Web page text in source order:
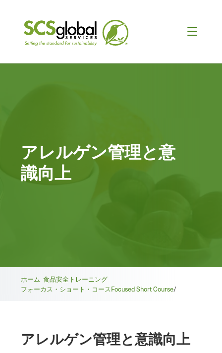
アレルゲン管理と意
識向上
ホーム 食品安全トレーニング
フォーカス・ショート・コース
/
Focused Short Course
アレルゲン管理と意識向上